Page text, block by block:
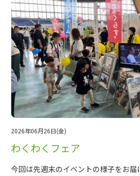
2026年06月26日(金)
わくわくフェア
今回は先週末のイベントの様子をお届